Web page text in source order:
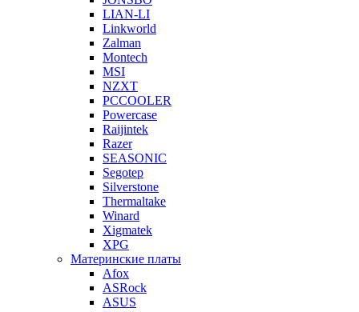
LIAN-LI
Linkworld
Zalman
Montech
MSI
NZXT
PCCOOLER
Powercase
Raijintek
Razer
SEASONIC
Segotep
Silverstone
Thermaltake
Winard
Xigmatek
XPG
Материнские платы
Afox
ASRock
ASUS